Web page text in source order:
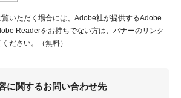
いただく場合には、Adobe社が提供するAdobe
Readerをお持ちでない方は、バナーのリンク
ださい。（無料）
に関するお問い合わせ先